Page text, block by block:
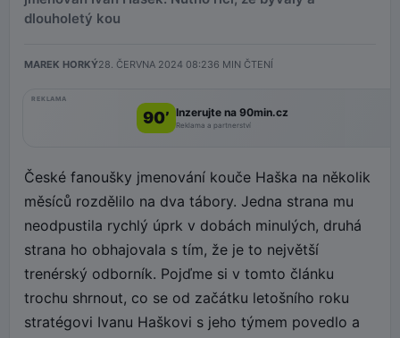
dlouholetý kou
MAREK HORKÝ28. ČERVNA 2024 08:236 MIN ČTENÍ
REKLAMA
90’ Inzerujte na 90min.cz
Reklama a partnerství
České fanoušky jmenování kouče Haška na několik
měsíců rozdělilo na dva tábory. Jedna strana mu
neodpustila rychlý úprk v dobách minulých, druhá
strana ho obhajovala s tím, že je to největší
trenérský odborník. Pojďme si v tomto článku
trochu shrnout, co se od začátku letošního roku
stratégovi Ivanu Haškovi s jeho týmem povedlo a